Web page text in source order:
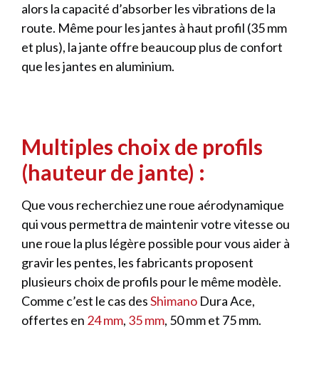
alors la capacité d’absorber les vibrations de la
route. Même pour les jantes à haut profil (35 mm
et plus), la jante offre beaucoup plus de confort
que les jantes en aluminium.
Multiples choix de profils
(hauteur de jante) :
Que vous recherchiez une roue aérodynamique
qui vous permettra de maintenir votre vitesse ou
une roue la plus légère possible pour vous aider à
gravir les pentes, les fabricants proposent
plusieurs choix de profils pour le même modèle.
Comme c’est le cas desShimano Dura Ace,
offertes en 24 mm, 35 mm, 50 mm et 75 mm.